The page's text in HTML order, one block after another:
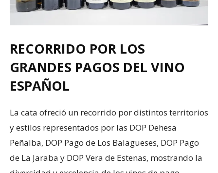
RECORRIDO POR LOS
GRANDES PAGOS DEL VINO
ESPAÑOL
La cata ofreció un recorrido por distintos territorios
y estilos representados por las DOP Dehesa
Peñalba, DOP Pago de Los Balagueses, DOP Pago
de La Jaraba y DOP Vera de Estenas, mostrando la